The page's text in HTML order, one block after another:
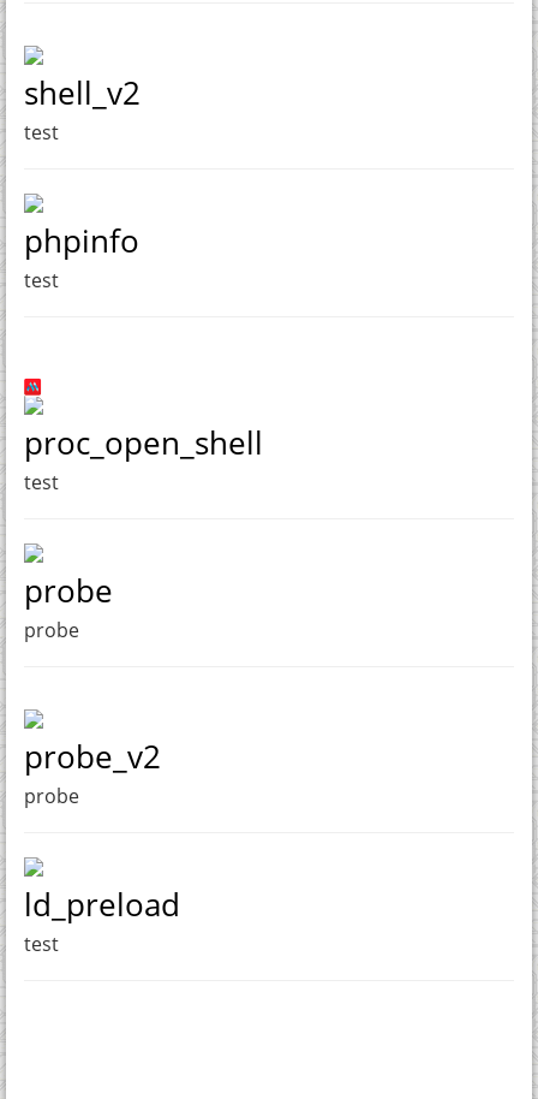
shell_v2
test
phpinfo
test
proc_open_shell
test
probe
probe
probe_v2
probe
ld_preload
test